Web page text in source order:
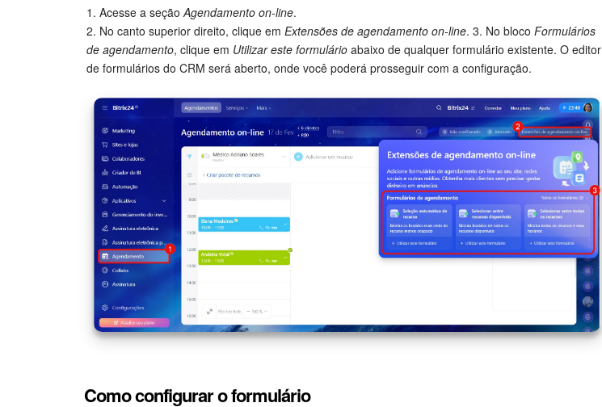
1. Acesse a seçãoAgendamento on-line.
2. No canto superior direito, clique em Extensões de agendamento on-line. 3. No bloco Formulários
de agendamento, clique em Utilizar este formulário abaixo de qualquer formulário existente. O editor
de formulários do CRM será aberto, onde você poderá prosseguir com a configuração.
Como configurar o formulário